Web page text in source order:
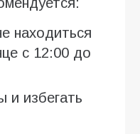
находиться
с 12:00 до
и избегать